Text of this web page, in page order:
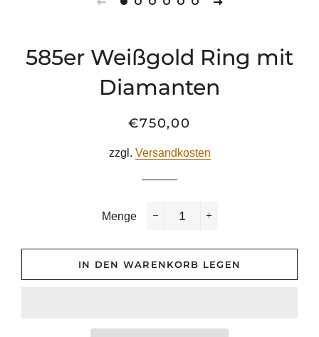
585er Weißgold Ring mit
Diamanten
Normaler
Sonderpreis
€750,00
zzgl. Versandkosten
Menge
IN DEN WARENKORB LEGEN